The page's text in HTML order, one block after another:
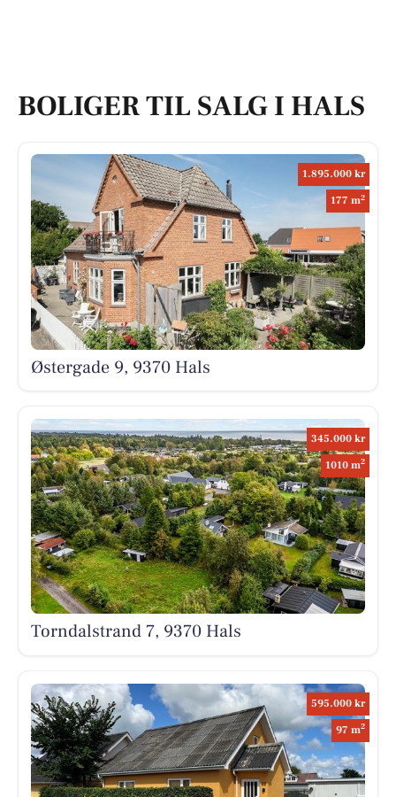
BOLIGER TIL SALG I HALS
1.895.000 kr
177 m2
Østergade 9, 9370 Hals
345.000 kr
1010 m2
Torndalstrand 7, 9370 Hals
595.000 kr
97 m2